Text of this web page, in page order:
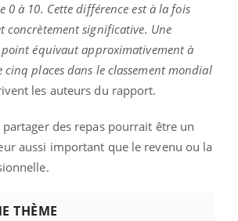
0 à 10. Cette différence est à la fois
concrètement significative. Une
équivaut approximativement à
cinq places dans le classement mondial
les auteurs du rapport.
des repas pourrait être un
aussi important que le revenu ou la
THÈME